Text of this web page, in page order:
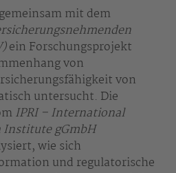
mit dem
ein Forschungsprojekt
von
von
untersucht. Die
IPRI – International
Institute gGmbH
wie sich
und regulatorische